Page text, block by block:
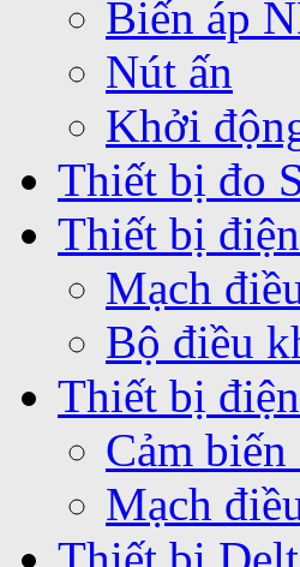
Biến áp
Nút ấn
Khởi
Thiết bị đo
Thiết bị
Mạch
Bộ điều
Thiết bị
Cảm biến
Mạch